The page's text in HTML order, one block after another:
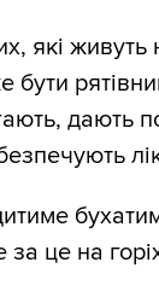
які живуть
бути
дають
за це на